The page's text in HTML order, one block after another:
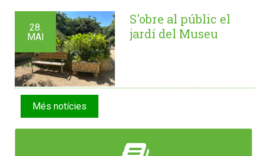
28.
MAI
S'obre al públic el
jardí del Museu
Més notícies